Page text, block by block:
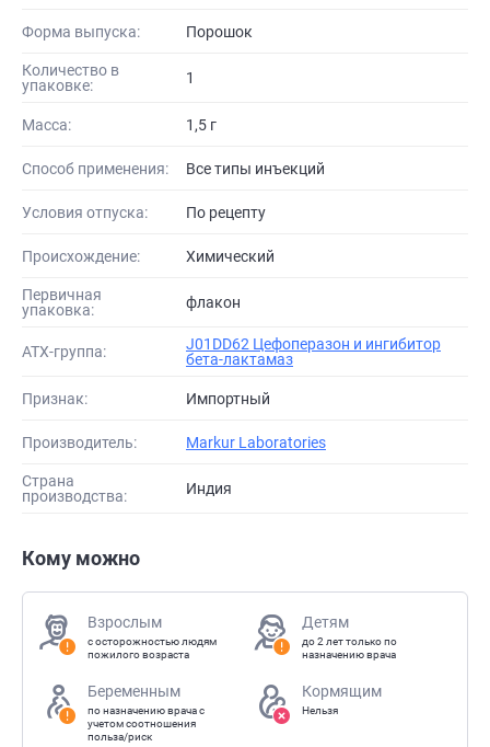
Форма выпуска: Порошок
Количество в
упаковке:
1
Масса: 1,5 г
Способ применения: Все типы инъекций
Условия отпуска: По рецепту
Происхождение: Химический
Первичная
упаковка:
флакон
АТХ-группа:
J01DD62 Цефоперазон и ингибитор
бета-лактамаз
Признак: Импортный
Производитель: Markur Laboratories
Страна
производства:
Индия
Кому можно
Взрослым
с осторожностью людям
пожилого возраста
Детям
до 2 лет только по
назначению врача
Беременным
по назначению врача с
учетом соотношения
польза/риск
Кормящим
Нельзя